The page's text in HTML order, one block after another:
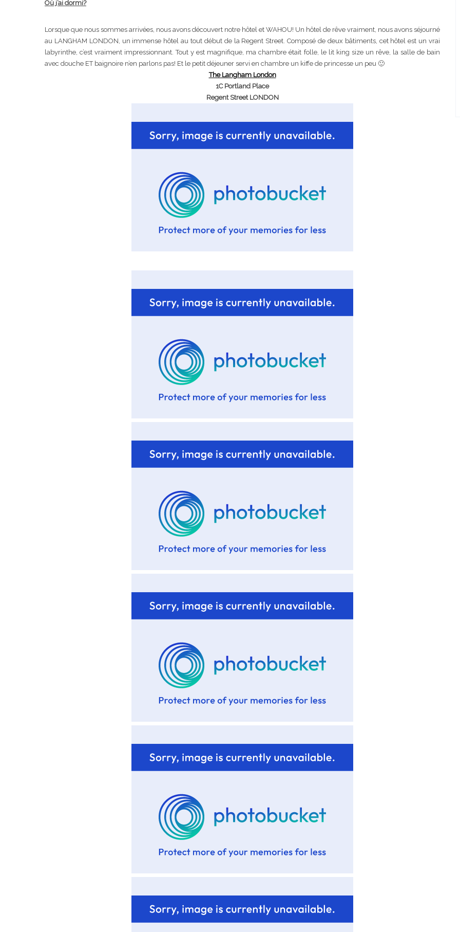
Où j’ai dormi?
Lorsque que nous sommes arrivées, nous avons découvert notre hôtel et WAHOU! Un hôtel de rêve vraiment, nous avons séjourné
au LANGHAM LONDON, un immense hôtel au tout début de la Regent Street. Composé de deux bâtiments, cet hôtel est un vrai
labyrinthe, c’est vraiment impressionnant. Tout y est magnifique, ma chambre était folle, le lit king size un rêve, la salle de bain
avec douche ET baignoire n’en parlons pas! Et le petit déjeuner servi en chambre un kiffe de princesse un peu 🙂
The Langham London
1C Portland Place
Regent Street LONDON